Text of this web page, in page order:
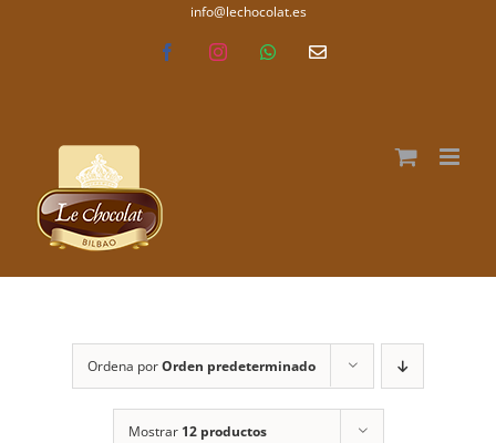
info@lechocolat.es
FacebookInstagramWhatsAppCorreo
Ordena porOrden predeterminado
Mostrar 12 productos